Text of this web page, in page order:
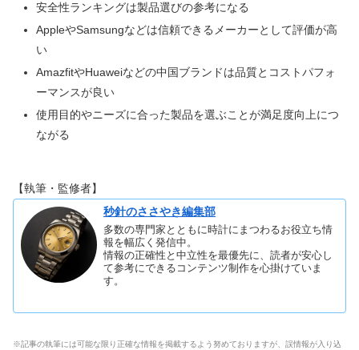
安全性ランキングは製品選びの参考になる
AppleやSamsungなどは信頼できるメーカーとして評価が高
い
AmazfitやHuaweiなどの中国ブランドは品質とコストパフォ
ーマンスが良い
使用目的やニーズに合った製品を選ぶことが満足度向上につ
ながる
【執筆・監修者】
秒針のささやき編集部
多数の専門家とともに時計にまつわるお役立ち情
報を幅広く発信中。
情報の正確性と中立性を最優先に、読者が安心し
て参考にできるコンテンツ制作を心掛けていま
す。
※記事の執筆には可能な限り正確な情報を掲載するよう努めておりますが、誤情報が入り込